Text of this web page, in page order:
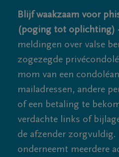
Blijf waakzaam voor
(poging tot oplichting)
meldingen over valse
zogezegde
mom van een
mailadressen, andere
of een betaling te
verdachte links of
de afzender zorgvuldig.
onderneemt meerdere